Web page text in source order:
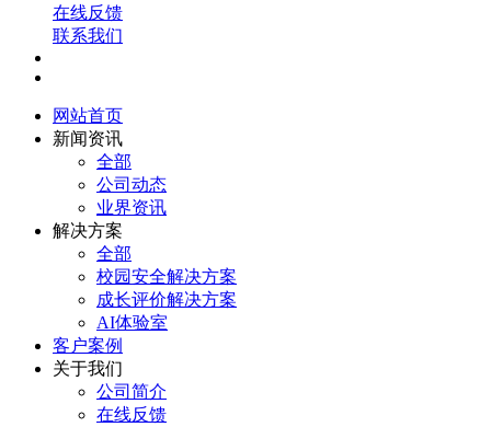
在线反馈
联系我们
网站首页
新闻资讯
全部
公司动态
业界资讯
解决方案
全部
校园安全解决方案
成长评价解决方案
AI体验室
客户案例
关于我们
公司简介
在线反馈